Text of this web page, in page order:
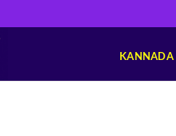
KANNADA